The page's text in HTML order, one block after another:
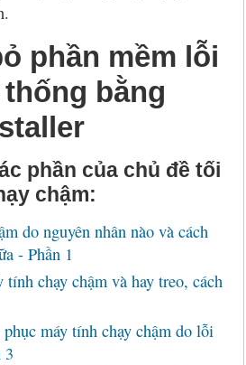
phần mềm lỗi
bằng
phần của chủ đề tối
chậm:
do nguyên nhân nào và cách
- Phần 1
tính chạy chậm và hay treo, cách
phục máy tính chạy chậm do lỗi
3